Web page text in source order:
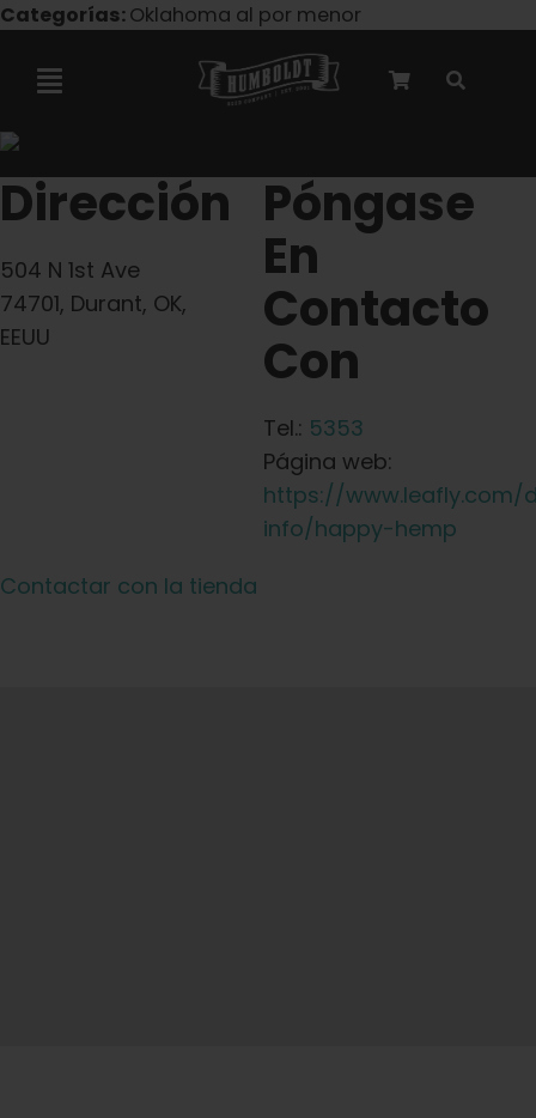
Ir
contenido
Categorías:Oklahoma al por menor
Alternar
Colaboración con Marley
Dirección
504 N 1st Ave
74701, Durant, OK,
EEUU
Póngase
En
Contacto
Con
Tel.: 5353
Página web:
https://www.leafly.com/
info/happy-hemp
Contactar con la tienda